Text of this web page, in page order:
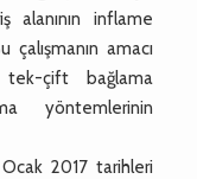
alanının inflame
amacı
tek-çift bağlama
yöntemlerinin
2017 tarihleri